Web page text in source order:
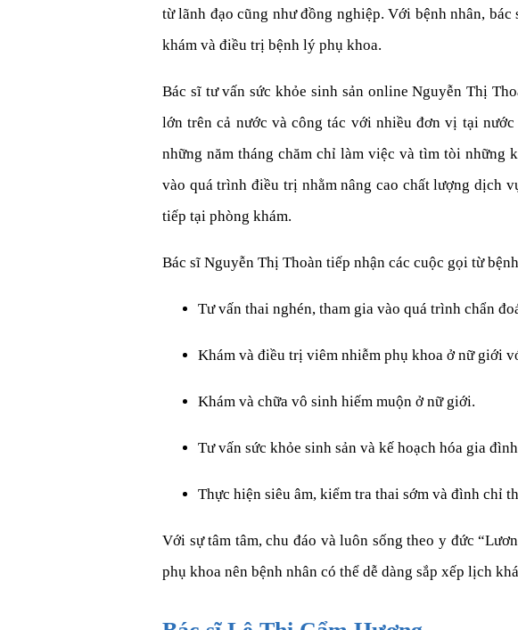
từ lãnh đạo cũng như đồng nghiệp. Với bệnh nhân,
khám và điều trị bệnh lý phụ khoa.
Bác sĩ tư vấn sức khỏe sinh sản online Nguyễn Thị
lớn trên cả nước và công tác với nhiều đơn vị tại
những năm tháng chăm chỉ làm việc và tìm tòi những
vào quá trình điều trị nhằm nâng cao chất lượng dịch
tiếp tại phòng khám.
Bác sĩ Nguyễn Thị Thoàn tiếp nhận các cuộc gọi từ
Tư vấn thai nghén, tham gia vào quá trình chẩn
Khám và điều trị viêm nhiễm phụ khoa ở nữ giới
Khám và chữa vô sinh hiếm muộn ở nữ giới.
Tư vấn sức khỏe sinh sản và kế hoạch hóa gia
Thực hiện siêu âm, kiểm tra thai sớm và đình chỉ
Với sự tâm tâm, chu đáo và luôn sống theo y đức
phụ khoa nên bệnh nhân có thể dễ dàng sắp xếp lịch